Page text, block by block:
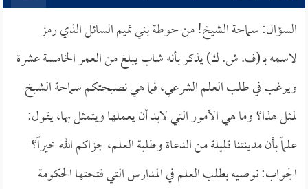
السؤال: سماحة الشيخ! من حوطة بني تميم السائل الذي رمز
لاسمه بـ (ف. ش. ك) يذكر بأنه شاب يبلغ من العمر الخامسة عشرة
ويرغب في طلب العلم الشرعي، فما هي نصيحتكم سماحة الشيخ
لمثل هذا؟ وما هي الأمور التي لابد أن يعملها ويتمثل بها، يقول:
علماً بأن مدينتنا قليلة من الدعاة وطلبة العلم، جزاكم الله خيراً؟
الجواب: نوصيه بطلب العلم في المدارس التي فتحتها الحكومة